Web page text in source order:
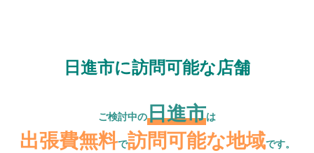
日進市に訪問可能な店舗
ご検討中の日進市は
出張費無料で訪問可能な地域です。